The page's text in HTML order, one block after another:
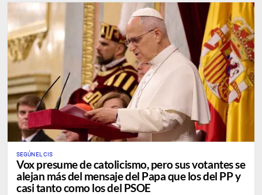
SEGÚN EL CIS
Vox presume de catolicismo, pero sus votantes se
alejan más del mensaje del Papa que los del PP y
casi tanto como los del PSOE